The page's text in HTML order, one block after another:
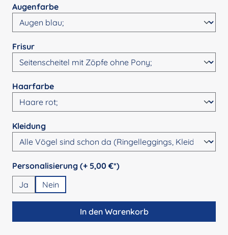
Augenfarbeauswählen
Frisurauswählen
Haarfarbeauswählen
Kleidungauswählen
Personalisierung (+ 5,00 €*)auswählen
Ja
Nein
In den Warenkorb